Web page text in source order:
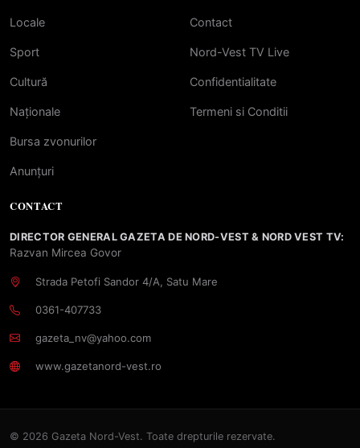
Locale
Sport
Cultură
Naționale
Bursa zvonurilor
Anunțuri
Contact
Nord-Vest TV Live
Confidentialitate
Termeni si Conditii
CONTACT
DIRECTOR GENERAL GAZETA DE NORD-VEST & NORD VEST TV:
Razvan Mircea Govor
Strada Petofi Sandor 4/A, Satu Mare
0361-407733
gazeta_nv@yahoo.com
www.gazetanord-vest.ro
© 2026 Gazeta Nord-Vest. Toate drepturile rezervate.